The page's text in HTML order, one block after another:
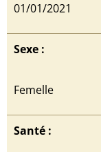
01/01/2021
Sexe :
Femelle
Santé :